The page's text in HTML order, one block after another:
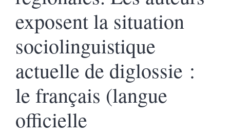
exposent la situation
sociolinguistique
actuelle de diglossie :
le français (langue
officielle